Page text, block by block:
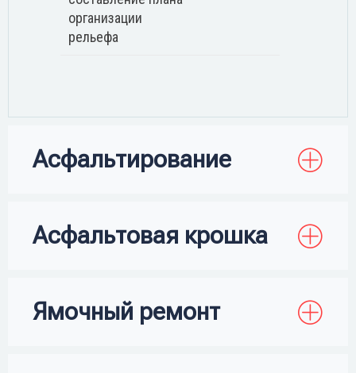
организации
рельефа
Асфальтирование
Асфальтовая крошка
Ямочный ремонт